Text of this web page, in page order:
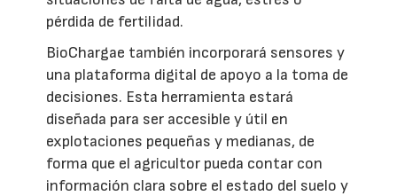
pérdida de fertilidad.
BioChargae también incorporará sensores y
una plataforma digital de apoyo a la toma de
decisiones. Esta herramienta estará
diseñada para ser accesible y útil en
explotaciones pequeñas y medianas, de
forma que el agricultor pueda contar con
información clara sobre el estado del suelo y